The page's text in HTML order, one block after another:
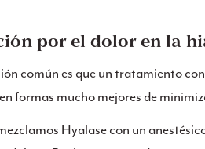
por el dolor en la
común es que un tratamiento
formas mucho mejores de
Hyalase con un